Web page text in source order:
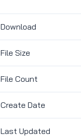
Download
File Size
File Count
Create Date
Last Updated